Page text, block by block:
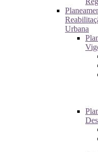
Urbana